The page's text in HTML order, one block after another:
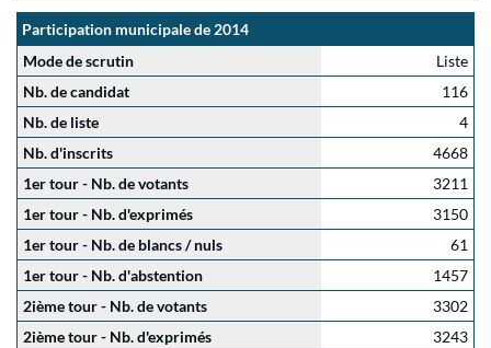
Participation municipale de 2014
Mode de scrutin
Liste
Nb. de candidat
116
Nb. de liste
4
Nb. d'inscrits
4668
1er tour - Nb. de votants
3211
1er tour - Nb. d'exprimés
3150
1er tour - Nb. de blancs / nuls
61
1er tour - Nb. d'abstention
1457
2ième tour - Nb. de votants
3302
2ième tour - Nb. d'exprimés
3243